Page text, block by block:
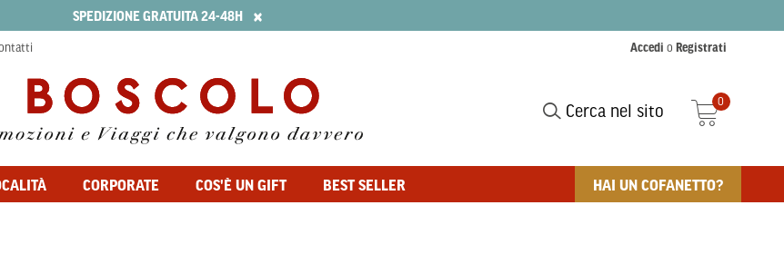
SPEDIZIONE GRATUITA 24-48H ×
Cerca nel sito
0
CORPORATE COS'È UN GIFT BEST SELLER HAI UN COFANETTO?
Accedi o Registrati